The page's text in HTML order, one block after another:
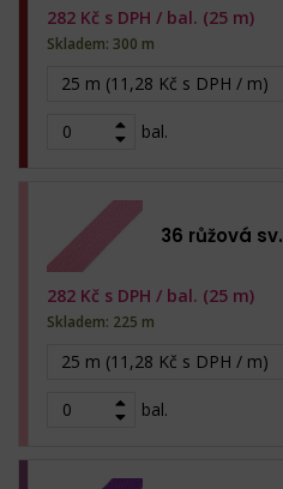
25 m (11,28 Kč s DPH / m)
bal.
282 Kč s DPH / bal. (25 m)
Skladem: 300 m
36 růžová sv.
25 m (11,28 Kč s DPH / m)
bal.
282 Kč s DPH / bal. (25 m)
Skladem: 225 m